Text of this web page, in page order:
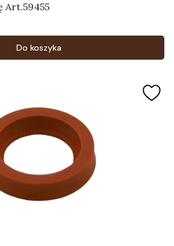
Art.59455
Do koszyka